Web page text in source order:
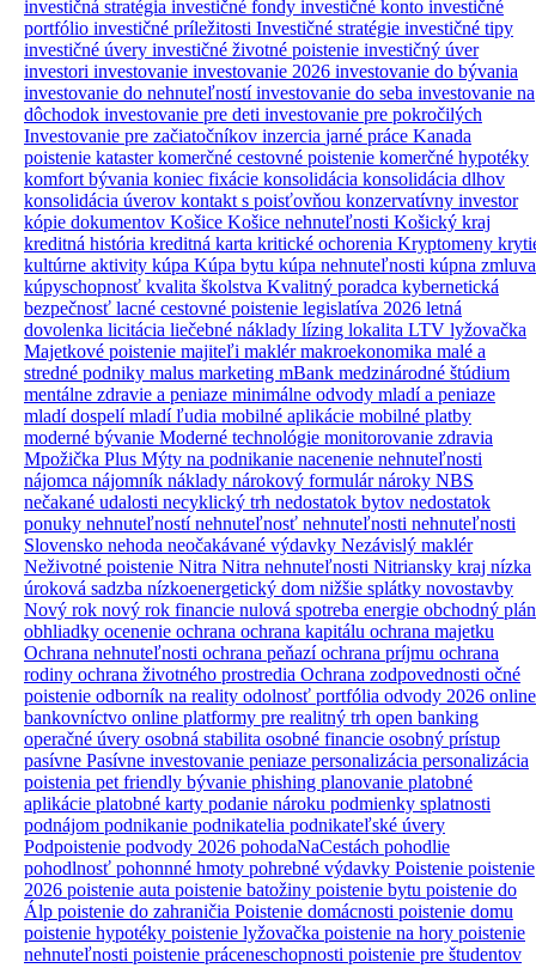
investičná stratégia investičné fondy investičné konto investičné
portfólio investičné príležitosti Investičné stratégie investičné tipy
investičné úvery investičné životné poistenie investičný úver
investori investovanie investovanie 2026 investovanie do bývania
investovanie do nehnuteľnostíinvestovanie do seba investovanie na
dôchodok investovanie pre deti investovanie pre pokročilých
Investovanie pre začiatočníkov inzercia jarné práce Kanada
poistenie katasterkomerčné cestovné poistenie komerčné hypotéky
komfort bývania koniec fixácie konsolidácia konsolidácia dlhov
konsolidácia úverov kontakt s poisťovňou konzervatívny investor
kópie dokumentov Košice Košice nehnuteľnosti Košický kraj
kreditná história kreditná karta kritické ochorenia Kryptomeny
kultúrne aktivity kúpa Kúpa bytu kúpa nehnuteľnosti kúpna zmluva
kúpyschopnosť kvalita školstva Kvalitný poradca kybernetická
bezpečnosť lacné cestovné poistenie legislatíva 2026 letná
dovolenka licitácia liečebné náklady lízing lokalita LTV lyžovačka
Majetkové poistenie majiteľi maklérmakroekonomika malé a
stredné podniky malus marketing mBank medzinárodné štúdium
mentálne zdravie a peniaze minimálne odvody mladí a peniaze
mladí dospelímladí ľudia mobilné aplikácie mobilné platby
moderné bývanie Moderné technológie monitorovanie zdravia
Mpožička Plus Mýty na podnikanie nacenenie nehnuteľnosti
nájomca nájomník náklady nárokový formulárnároky NBS
nečakané udalosti necyklický trh nedostatok bytov nedostatok
ponuky nehnuteľnostínehnuteľnosť nehnuteľnosti nehnuteľnosti
Slovensko nehoda neočakávané výdavky Nezávislý maklér
Neživotné poistenie Nitra Nitra nehnuteľnosti Nitriansky kraj nízka
úroková sadzba nízkoenergetický dom nižšie splátky novostavby
Nový rok nový rok financie nulová spotreba energie obchodný plán
obhliadky ocenenie ochrana ochrana kapitálu ochrana majetku
Ochrana nehnuteľnosti ochrana peňazíochrana príjmu ochrana
rodiny ochrana životného prostredia Ochrana zodpovednosti očné
poistenie odborník na reality odolnosť portfólia odvody 2026 online
bankovníctvo online platformy pre realitný trh open banking
operačné úvery osobná stabilita osobné financie osobný prístup
pasívne Pasívne investovanie peniaze personalizácia personalizácia
poistenia pet friendly bývanie phishing planovanie platobné
aplikácie platobné karty podanie nároku podmienky splatnosti
podnájom podnikanie podnikatelia podnikateľské úvery
Podpoistenie podvody 2026 pohodaNaCestách pohodlie
pohodlnosť pohonnné hmoty pohrebné výdavky Poistenie poistenie
2026 poistenie auta poistenie batožiny poistenie bytu poistenie do
Álp poistenie do zahraničia Poistenie domácnosti poistenie domu
poistenie hypotéky poistenie lyžovačka poistenie na hory poistenie
nehnuteľnosti poistenie práceneschopnosti poistenie pre študentov